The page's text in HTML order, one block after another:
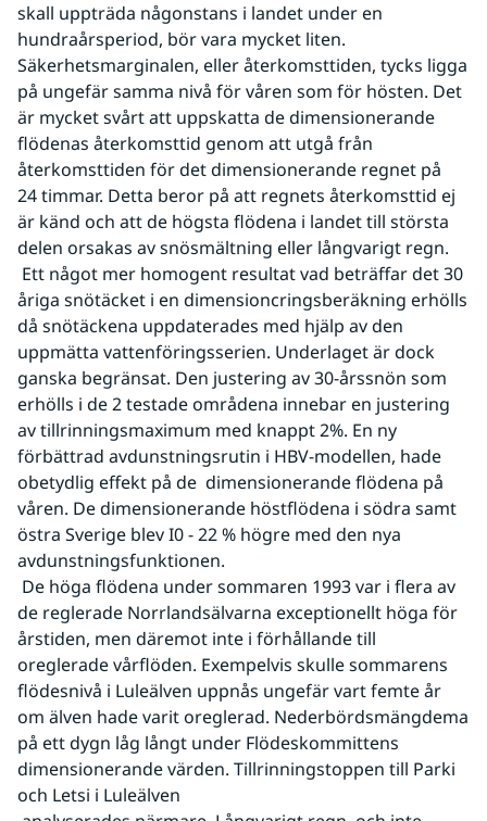
skall uppträda någonstans i landet under en
hundraårsperiod, bör vara mycket liten.
Säkerhetsmarginalen, eller återkomsttiden, tycks ligga
på ungefär samma nivå för våren som för hösten. Det
är mycket svårt att uppskatta de dimensionerande
flödenas återkomsttid genom att utgå från
återkomsttiden för det dimensionerande regnet på
24 timmar. Detta beror på att regnets återkomsttid ej
är känd och att de högsta flödena i landet till största
delen orsakas av snösmältning eller långvarigt regn.
åriga snötäcket i en dimensioncringsberäkning erhölls
då snötäckena uppdaterades med hjälp av den
uppmätta vattenföringsserien. Underlaget är dock
ganska begränsat. Den justering av 30-årssnön som
erhölls i de 2 testade områdena innebar en justering
av tillrinningsmaximum med knappt 2%. En ny
förbättrad avdunstningsrutin i HBV-modellen, hade
obetydlig effekt på de  dimensionerande flödena på
våren. De dimensionerande höstflödena i södra samt
östra Sverige blev I0 - 22 % högre med den nya
avdunstningsfunktionen.
de reglerade Norrlandsälvarna exceptionellt höga för
årstiden, men däremot inte i förhållande till
oreglerade vårflöden. Exempelvis skulle sommarens
flödesnivå i Luleälven uppnås ungefär vart femte år
om älven hade varit oreglerad. Nederbördsmängdema
på ett dygn låg långt under Flödeskommittens
dimensionerande värden. Tillrinningstoppen till Parki
och Letsi i Luleälven